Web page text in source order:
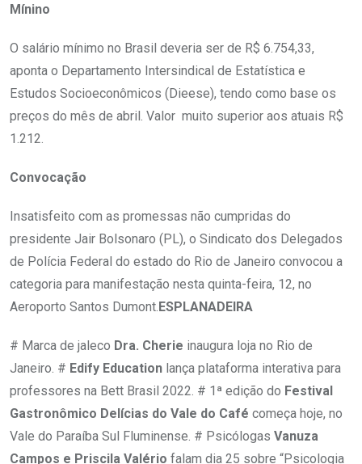
Mínino
O salário mínimo no Brasil deveria ser de R$ 6.754,33,
aponta o Departamento Intersindical de Estatística e
Estudos Socioeconômicos (Dieese), tendo como base os
preços do mês de abril. Valor muito superior aos atuais R$
1.212.
Convocação
Insatisfeito com as promessas não cumpridas do
presidente Jair Bolsonaro (PL), o Sindicato dos Delegados
de Polícia Federal do estado do Rio de Janeiro convocou a
categoria para manifestação nesta quinta-feira, 12, no
Aeroporto Santos Dumont. ESPLANADEIRA
# Marca de jaleco Dra. Cherie inaugura loja no Rio de
Janeiro. # Edify Education lança plataforma interativa para
professores na Bett Brasil 2022. # 1ª edição do Festival
Gastronômico Delícias do Vale do Café começa hoje, no
Vale do Paraíba Sul Fluminense. # Psicólogas Vanuza
Campos e Priscila Valério falam dia 25 sobre “Psicologia